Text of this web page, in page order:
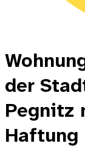
der
Pegnitz
Haftung